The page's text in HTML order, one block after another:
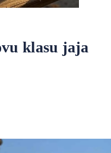
klasu jaja